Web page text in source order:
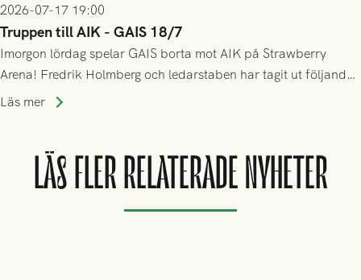
2026-07-17 19:00
Truppen till AIK - GAIS 18/7
Imorgon lördag spelar GAIS borta mot AIK på Strawberry
Arena! Fredrik Holmberg och ledarstaben har tagit ut följande
trupp till matchen:
Läs mer
LÄS FLER RELATERADE NYHETER